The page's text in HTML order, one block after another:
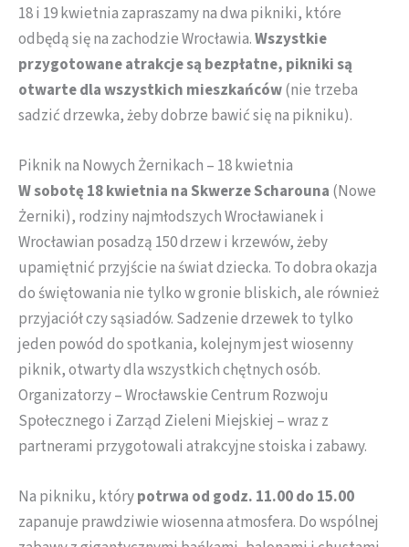
18 i 19 kwietnia zapraszamy na dwa pikniki, które
odbędą się na zachodzie Wrocławia.Wszystkie
przygotowane atrakcje są bezpłatne, pikniki są
otwarte dla wszystkich mieszkańców(nie trzeba
sadzić drzewka, żeby dobrze bawić się na pikniku).
Piknik na Nowych Żernikach – 18 kwietnia
W sobotę 18 kwietnia na Skwerze Scharouna (Nowe
Żerniki), rodziny najmłodszych Wrocławianek i
Wrocławian posadzą 150 drzew i krzewów, żeby
upamiętnić przyjście na świat dziecka. To dobra okazja
do świętowania nie tylko w gronie bliskich, ale również
przyjaciół czy sąsiadów. Sadzenie drzewek to tylko
jeden powód do spotkania, kolejnym jest wiosenny
piknik, otwarty dla wszystkich chętnych osób.
Organizatorzy – Wrocławskie Centrum Rozwoju
Społecznego i Zarząd Zieleni Miejskiej – wraz z
partnerami przygotowali atrakcyjne stoiska i zabawy.
Na pikniku, którypotrwa od godz. 11.00 do 15.00
zapanuje prawdziwie wiosenna atmosfera. Do wspólnej